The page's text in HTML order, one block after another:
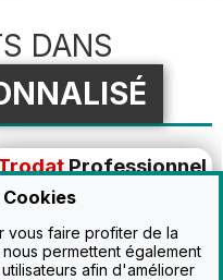
DANS
Professionnel
vous faire profiter de la
permettent également
afin d'améliorer